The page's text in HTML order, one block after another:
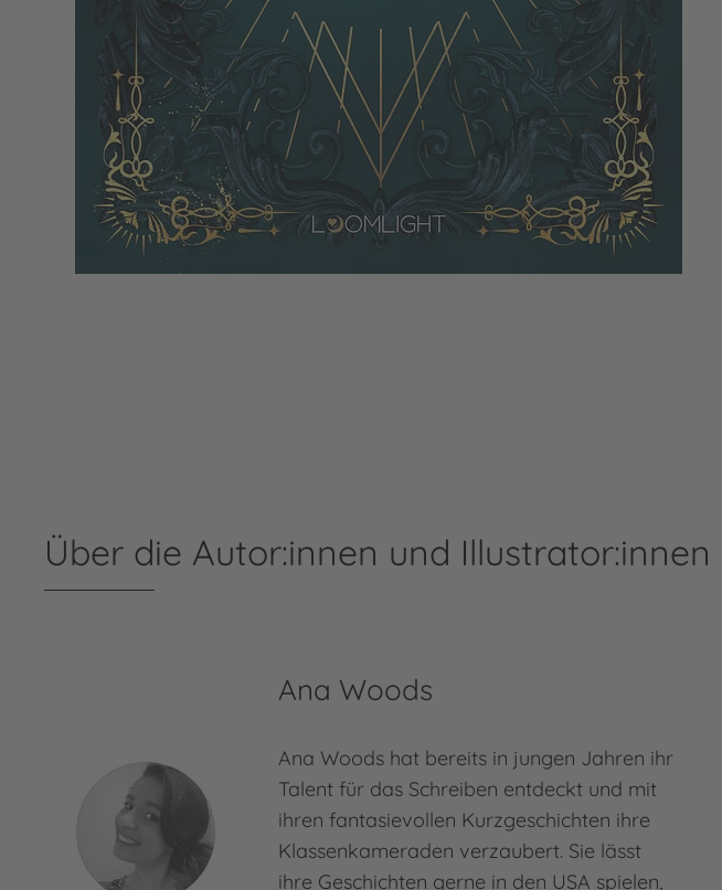
Über die Autor:innen und Illustrator:innen
Ana Woods
Ana Woods hat bereits in jungen Jahren ihr
Talent für das Schreiben entdeckt und mit
ihren fantasievollen Kurzgeschichten ihre
Klassenkameraden verzaubert. Sie lässt
ihre Geschichten gerne in den USA spielen,